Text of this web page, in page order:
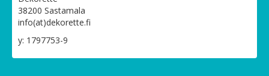
38200 Sastamala
info(at)dekorette.fi
y: 1797753-9